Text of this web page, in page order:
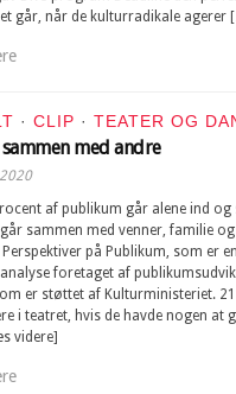
går, når de kulturradikale agerer
· CLIP · TEATER OG
med andre
af publikum går alene ind og
sammen med venner, familie
på Publikum, som er
foretaget af
er støttet af Kulturministeriet.
i teatret, hvis de havde nogen at
videre]